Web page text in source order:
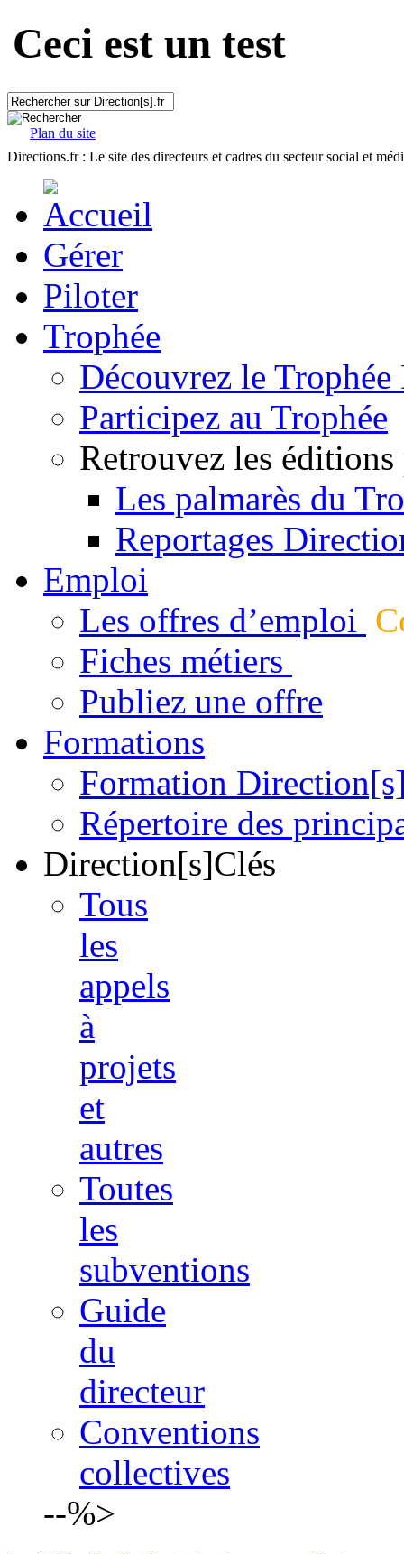
Ceci est un test
Plan du site
Directions.fr : Le site des directeurs et cadres du secteur social et
Gérer
Piloter
Trophée
Découvrez le
Participez au Trophée
Retrouvez les éditions
Les palmarès du
Reportages
Emploi
Les offres d’emploi
Fiches métiers
Publiez une offre
Formations
Formation
Répertoire des
Direction[s]Clés
Tous
les
appels
à
projets
et
autres
Toutes
les
subventions
Guide
du
directeur
Conventions
collectives
--%>